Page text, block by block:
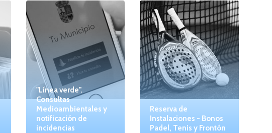
"Línea verde".
Consultas
Medioambientales y
notificación de
incidencias
Reserva de
Instalaciones - Bonos
Padel, Tenis y Frontón